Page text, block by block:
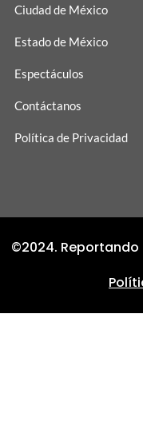
Ciudad de México
Estado de México
Espectáculos
Contáctanos
Política de Privacidad
©2024. Reportando